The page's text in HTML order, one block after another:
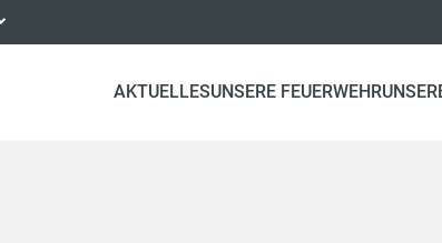
AKTUELLESUNSERE FEUERWEHR